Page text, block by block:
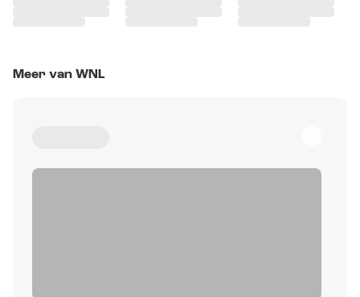
Meer van WNL